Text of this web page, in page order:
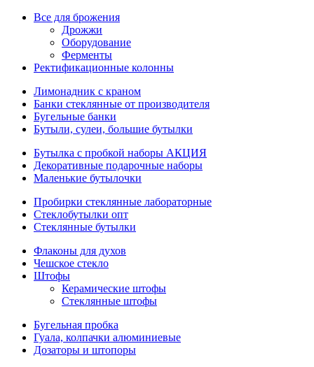
Все для брожения
Дрожжи
Оборудование
Ферменты
Ректификационные колонны
Лимонадник с краном
Банки стеклянные от производителя
Бугельные банки
Бутыли, сулеи, большие бутылки
Бутылка с пробкой наборы АКЦИЯ
Декоративные подарочные наборы
Маленькие бутылочки
Пробирки стеклянные лабораторные
Стеклобутылки опт
Стеклянные бутылки
Флаконы для духов
Чешское стекло
Штофы
Керамические штофы
Стеклянные штофы
Бугельная пробка
Гуала, колпачки алюминиевые
Дозаторы и штопоры